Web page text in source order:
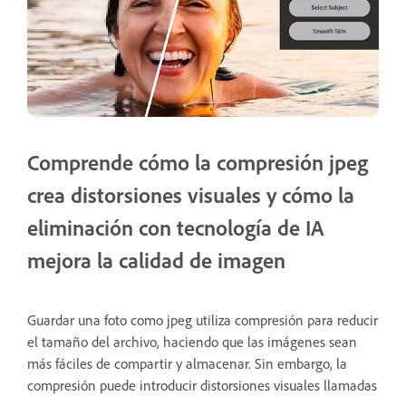
Comprende cómo la compresión jpeg
crea distorsiones visuales y cómo la
eliminación con tecnología de IA
mejora la calidad de imagen
Guardar una foto como jpeg utiliza compresión para reducir
el tamaño del archivo, haciendo que las imágenes sean
más fáciles de compartir y almacenar. Sin embargo, la
compresión puede introducir distorsiones visuales llamadas